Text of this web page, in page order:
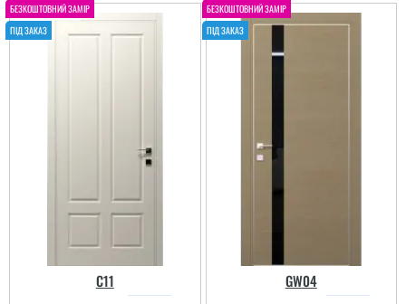
C11 GW04